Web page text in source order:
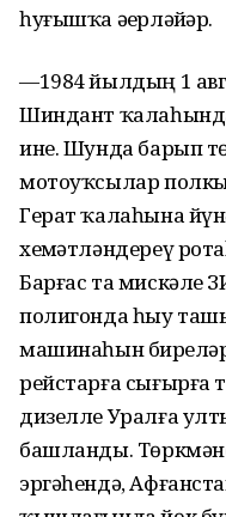
һуғышҡа әҙерләйҙәр.
—1984 йылдың 1
Шиндант ҡалаһында
ине. Шунда барып
мотоуҡсылар
Герат ҡалаһына
хеҙмәтләндереү
Барғас та мискәле
полигонда һыу
машинаһын
рейстарға сығырға
дизелле Уралға
башланды.
эргәһендә,